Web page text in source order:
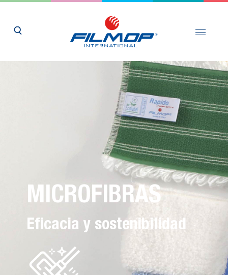
MICROFIBRAS
Eficacia y sostenibilidad